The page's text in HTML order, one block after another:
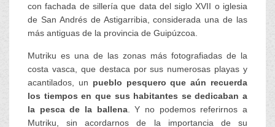
con fachada de sillería que data del siglo XVII o iglesia
de San Andrés de Astigarribia, considerada una de las
más antiguas de la provincia de Guipúzcoa.
Mutriku es una de las zonas más fotografiadas de la
costa vasca, que destaca por sus numerosas playas y
acantilados, un pueblo pesquero que aún recuerda
los tiempos en que sus habitantes se dedicaban a
la pesca de la ballena. Y no podemos referirnos a
Mutriku, sin acordarnos de la importancia de su